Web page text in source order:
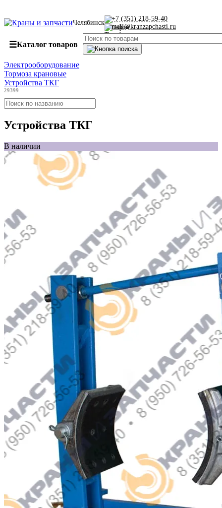
Челябинск
+7 (351) 218-59-40
mail@kranzapchasti.ru
☰Каталог товаров
Электрооборудование
Тормоза крановые
Устройства ТКГ
29399
Устройства ТКГ
В наличии